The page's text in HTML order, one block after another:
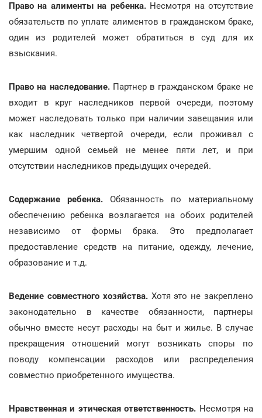
Право на алименты на ребенка. Несмотря на отсутствие
обязательств по уплате алиментов в гражданском браке,
один из родителей может обратиться в суд для их
взыскания.
Право на наследование. Партнер в гражданском браке не
входит в круг наследников первой очереди, поэтому
может наследовать только при наличии завещания или
как наследник четвертой очереди, если проживал с
умершим одной семьей не менее пяти лет, и при
отсутствии наследников предыдущих очередей.
Содержание ребенка. Обязанность по материальному
обеспечению ребенка возлагается на обоих родителей
независимо от формы брака. Это предполагает
предоставление средств на питание, одежду, лечение,
образование и т.д.
Ведение совместного хозяйства.Хотя это не закреплено
законодательно в качестве обязанности, партнеры
обычно вместе несут расходы на быт и жилье. В случае
прекращения отношений могут возникать споры по
поводу компенсации расходов или распределения
совместно приобретенного имущества.
Нравственная и этическая ответственность. Несмотря на